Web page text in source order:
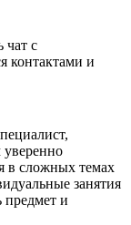
чат с
контактами и
в сложных темах
занятия
предмет и